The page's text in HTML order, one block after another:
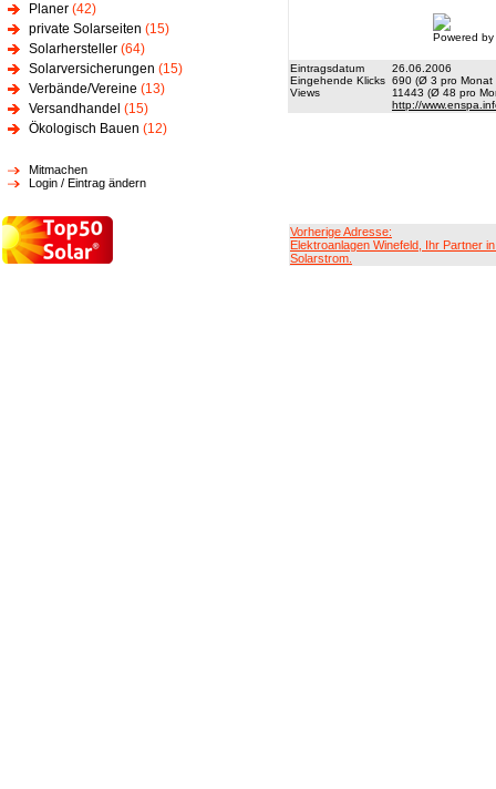
Planer (42)
private Solarseiten (15)
Solarhersteller (64)
Solarversicherungen (15)
Verbände/Vereine (13)
Versandhandel (15)
Ökologisch Bauen (12)
Mitmachen
Login / Eintrag ändern
Powered
Eintragsdatum
26.06.2006
Eingehende Klicks 690 (Ø 3 pro Monat
Views
11443 (Ø 48 pro
http://
Vorherige Adresse:
Elektroanlagen Winefeld, Ihr Partner
Solarstrom.